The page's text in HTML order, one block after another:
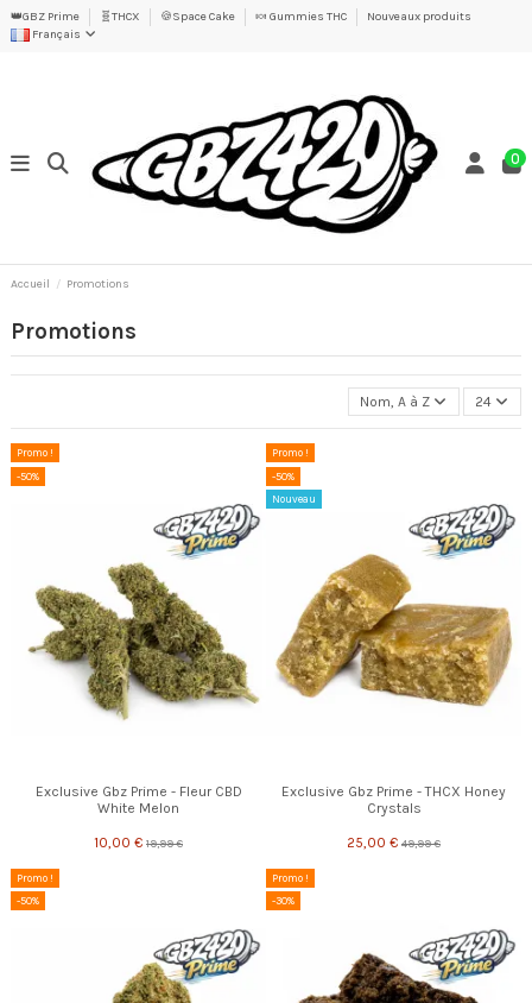
👑GBZ Prime 🧬THCX 🍪Space Cake 🍬 Gummies THC
Nouveaux produits
Français
0
Accueil Promotions
Promotions
Nom, A à Z 24
Promo !
-50%
Exclusive Gbz Prime - Fleur CBD
White Melon
10,00 € 19,99 €
Promo !
-50%
Nouveau
Exclusive Gbz Prime - THCX Honey
Crystals
25,00 € 49,99 €
Promo !
-50%
Promo !
-30%